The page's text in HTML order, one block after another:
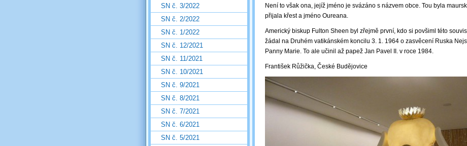
Není to však ona, jejíž jméno je svázáno s názvem obce. Tou byla
přijala křest a jméno Oureana.
Americký biskup Fulton Sheen byl zřejmě první, kdo si povšiml této
žádal na Druhém vatikánském koncilu 3. 1. 1964 o zasvěcení Ruska
Panny Marie. To ale učinil až papež Jan Pavel II. v roce 1984.
František Růžička, České Budějovice
SN č. 3/2022
SN č. 2/2022
SN č. 1/2022
SN č. 12/2021
SN č. 11/2021
SN č. 10/2021
SN č. 9/2021
SN č. 8/2021
SN č. 7/2021
SN č. 6/2021
SN č. 5/2021